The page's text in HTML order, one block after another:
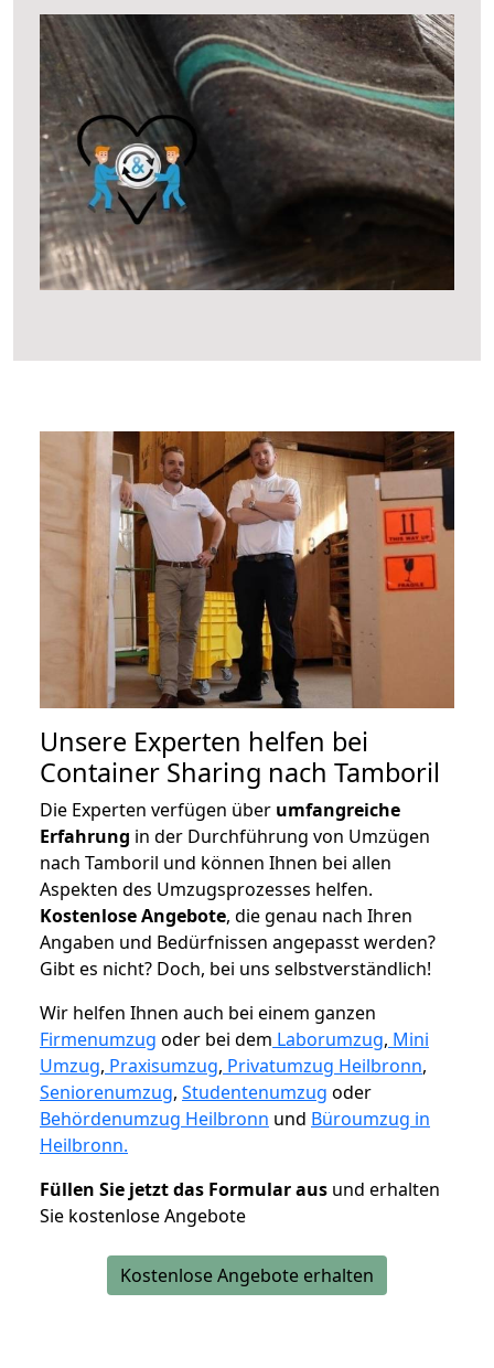
Unsere Experten helfen bei
Container Sharing nach Tamboril
Die Experten verfügen über umfangreiche
Erfahrung in der Durchführung von Umzügen
nach Tamboril und können Ihnen bei allen
Aspekten des Umzugsprozesses helfen.
Kostenlose Angebote, die genau nach Ihren
Angaben und Bedürfnissen angepasst werden?
Gibt es nicht? Doch, bei uns selbstverständlich!
Wir helfen Ihnen auch bei einem ganzen
Firmenumzug oder bei dem Laborumzug, Mini
Umzug, Praxisumzug, Privatumzug Heilbronn,
Seniorenumzug, Studentenumzug oder
Behördenumzug Heilbronn und Büroumzug in
Heilbronn.
Füllen Sie jetzt das Formular aus und erhalten
Sie kostenlose Angebote
Kostenlose Angebote erhalten